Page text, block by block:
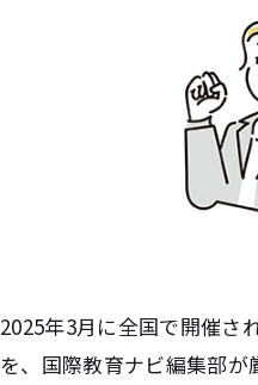
2025年3月に全国で開催さ
を、国際教育ナビ編集部が